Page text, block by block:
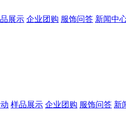
展示 企业团购 服饰问答 新闻中
样品展示 企业团购 服饰问答 新